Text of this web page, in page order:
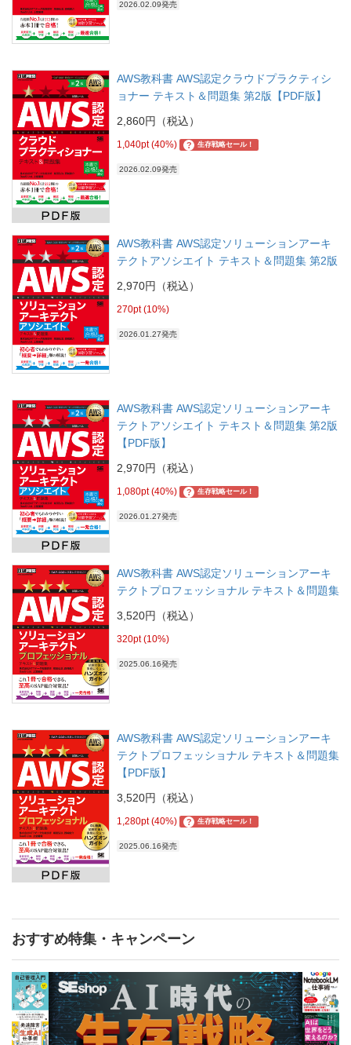
2026.02.09発売
AWS教科書 AWS認定クラウドプラクティシ
ョナー テキスト＆問題集 第2版【PDF版】
2,860円（税込）
1,040pt (40%) ? 生存戦略セール！
2026.02.09発売
AWS教科書 AWS認定ソリューションアーキ
テクトアソシエイト テキスト＆問題集 第2版
2,970円（税込）
270pt (10%)
2026.01.27発売
AWS教科書 AWS認定ソリューションアーキ
テクトアソシエイト テキスト＆問題集 第2版
【PDF版】
2,970円（税込）
1,080pt (40%) ? 生存戦略セール！
2026.01.27発売
AWS教科書 AWS認定ソリューションアーキ
テクトプロフェッショナル テキスト＆問題集
3,520円（税込）
320pt (10%)
2025.06.16発売
AWS教科書 AWS認定ソリューションアーキ
テクトプロフェッショナル テキスト＆問題集
【PDF版】
3,520円（税込）
1,280pt (40%) ? 生存戦略セール！
2025.06.16発売
おすすめ特集・キャンペーン